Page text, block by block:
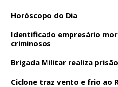
Horóscopo do Dia
Identificado empresário
criminosos
Brigada Militar realiza
Ciclone traz vento e frio ao